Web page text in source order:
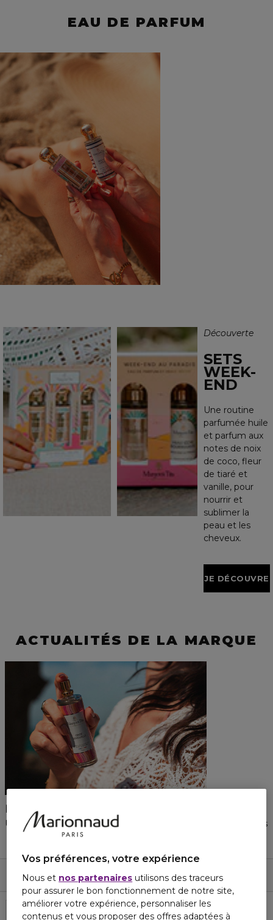
EAU DE PARFUM
Découverte
SETS
WEEK-
END
Une routine
parfumée huile
et parfum aux
notes de noix
de coco, fleur
de tiaré et
vanille, pour
nourrir et
sublimer la
peau et les
cheveux.
JE DÉCOUVRE
ACTUALITÉS DE LA MARQUE
PARFUM CHEVEUX
Une caresse olfactive suave et veloutée qui prend soin de vos
1 Produits Affichés
Filtres
Trier par Nos Suggestions
Vos préférences, votre expérience
Nous et nos partenaires utilisons des traceurs
pour assurer le bon fonctionnement de notre site,
améliorer votre expérience, personnaliser les
contenus et vous proposer des offres adaptées à